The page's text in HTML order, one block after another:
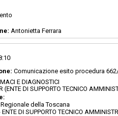
Antonietta Ferrara
Comunicazione esito procedura
E DIAGNOSTICI
(ENTE DI SUPPORTO TECNICO
della Toscana
DI SUPPORTO TECNICO